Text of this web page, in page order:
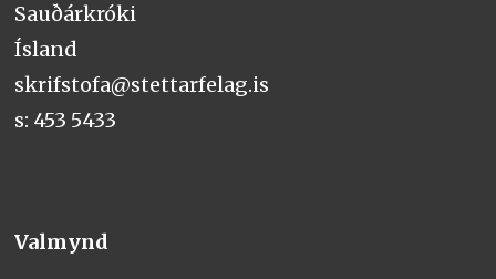
Sauðárkróki
Ísland
skrifstofa@stettarfelag.is
s: 453 5433
Valmynd